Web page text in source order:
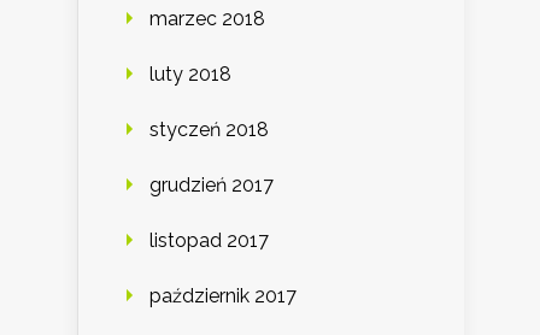
marzec 2018
luty 2018
styczeń 2018
grudzień 2017
listopad 2017
październik 2017